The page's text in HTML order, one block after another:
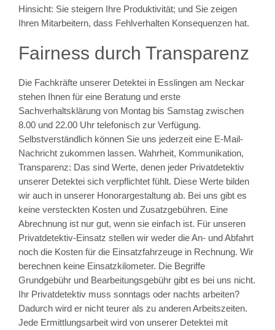
Hinsicht: Sie steigern Ihre Produktivität; und Sie zeigen
Ihren Mitarbeitern, dass Fehlverhalten Konsequenzen hat.
Fairness durch Transparenz
Die Fachkräfte unserer Detektei in Esslingen am Neckar
stehen Ihnen für eine Beratung und erste
Sachverhaltsklärung von Montag bis Samstag zwischen
8.00 und 22.00 Uhr telefonisch zur Verfügung.
Selbstverständlich können Sie uns jederzeit eine E-Mail-
Nachricht zukommen lassen. Wahrheit, Kommunikation,
Transparenz: Das sind Werte, denen jeder Privatdetektiv
unserer Detektei sich verpflichtet fühlt. Diese Werte bilden
wir auch in unserer Honorargestaltung ab. Bei uns gibt es
keine versteckten Kosten und Zusatzgebühren. Eine
Abrechnung ist nur gut, wenn sie einfach ist. Für unseren
Privatdetektiv-Einsatz stellen wir weder die An- und Abfahrt
noch die Kosten für die Einsatzfahrzeuge in Rechnung. Wir
berechnen keine Einsatzkilometer. Die Begriffe
Grundgebühr und Bearbeitungsgebühr gibt es bei uns nicht.
Ihr Privatdetektiv muss sonntags oder nachts arbeiten?
Dadurch wird er nicht teurer als zu anderen Arbeitszeiten.
Jede Ermittlungsarbeit wird von unserer Detektei mit